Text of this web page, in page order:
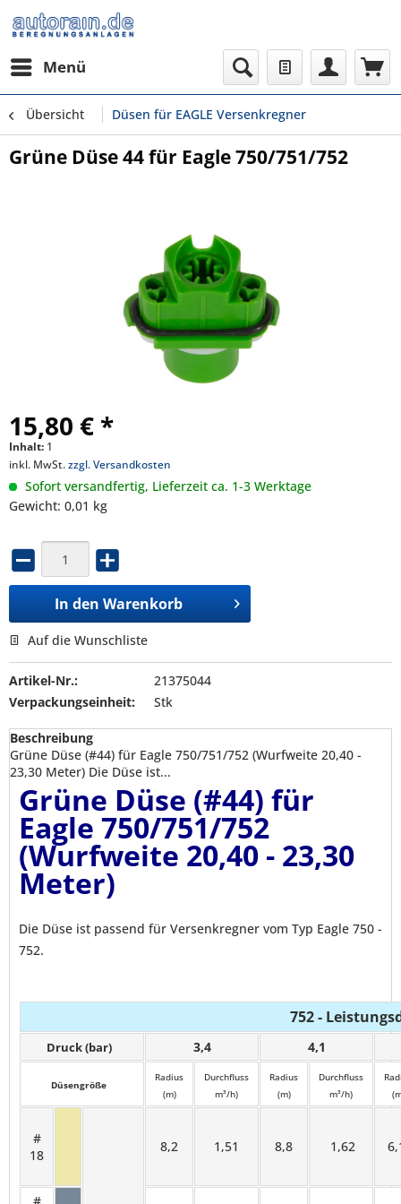
Menü
Übersicht Düsen für EAGLE Versenkregner
Grüne Düse 44 für Eagle 750/751/752
15,80 € *
Inhalt: 1
inkl. MwSt.zzgl. Versandkosten
Sofort versandfertig, Lieferzeit ca. 1-3 Werktage
Gewicht: 0,01 kg
In den Warenkorb
Auf die Wunschliste
Artikel-Nr.:
21375044
Verpackungseinheit:
Stk
Beschreibung
Grüne Düse (#44) für Eagle 750/751/752 (Wurfweite 20,40 -
23,30 Meter) Die Düse ist...
Grüne Düse (#44) für
Eagle 750/751/752
(Wurfweite 20,40 - 23,30
Meter)
Die Düse ist passend für Versenkregner vom Typ Eagle 750 -
752.
752 -
Druck (bar) 3,4 4,1
Düsengröße
Radius
(m)
Durchfluss
m³/h)
Radius
(m)
Durchfluss
m³/h)
#
18
8,2 1,51 8,8 1,62
#